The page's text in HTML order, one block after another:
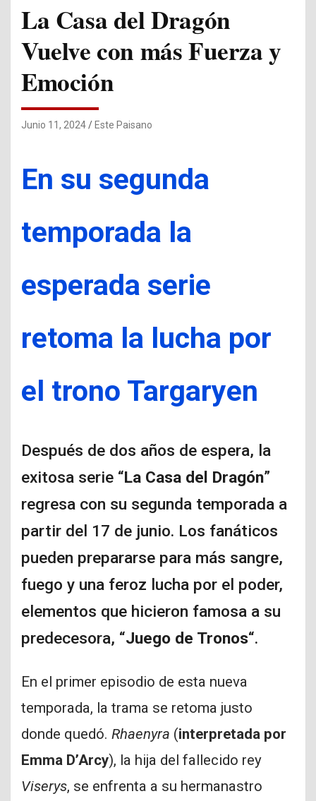
La Casa del Dragón
Vuelve con más Fuerza y
Emoción
Junio 11, 2024 Este Paisano
En su segunda
temporada la
esperada serie
retoma la lucha por
el trono Targaryen
Después de dos años de espera, la
exitosa serie “La Casa del Dragón”
regresa con su segunda temporada a
partir del 17 de junio. Los fanáticos
pueden prepararse para más sangre,
fuego y una feroz lucha por el poder,
elementos que hicieron famosa a su
predecesora, “Juego de Tronos“.
En el primer episodio de esta nueva
temporada, la trama se retoma justo
donde quedó. Rhaenyra (interpretada por
Emma D’Arcy), la hija del fallecido rey
Viserys, se enfrenta a su hermanastro